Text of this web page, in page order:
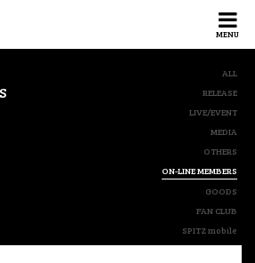
MENU
ALL
RELEASE
LIVE/EVENT
MEDIA
OTHERS
ON-LINE MEMBERS
GOODS
FAN CLUB
SPITZ mobile